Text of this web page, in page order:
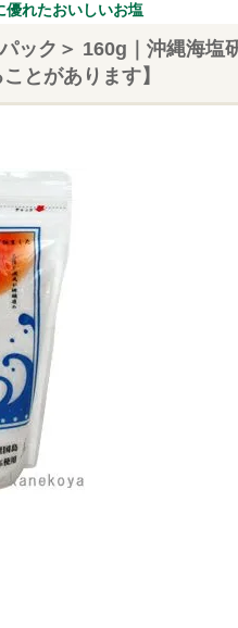
優れたおいしいお塩
ック＞ 160g｜沖縄海塩
とがあります】